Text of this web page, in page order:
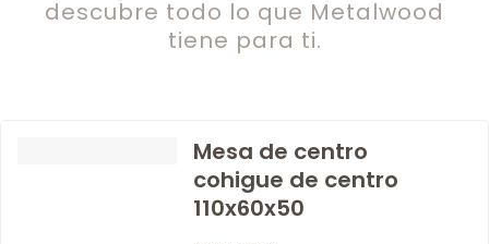
descubre todo lo que Metalwood
tiene para ti.
Mesa de centro
cohigue de centro
110x60x50